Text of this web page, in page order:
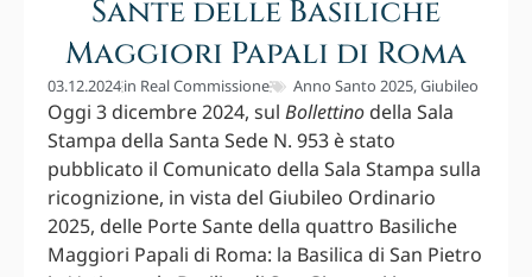
Sante delle Basiliche
Maggiori Papali di Roma
03.12.2024in Real Commissione Anno Santo 2025,Giubileo
Oggi 3 dicembre 2024, sul Bollettino della Sala
Stampa della Santa Sede N. 953 è stato
pubblicato il Comunicato della Sala Stampa sulla
ricognizione, in vista del Giubileo Ordinario
2025, delle Porte Sante della quattro Basiliche
Maggiori Papali di Roma: la Basilica di San Pietro